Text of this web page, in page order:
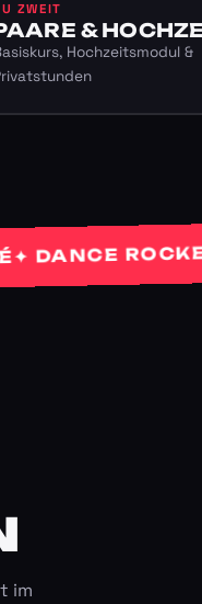
ZWEIT
&
Hochzeitsmodul &
ROCKETS✦
im